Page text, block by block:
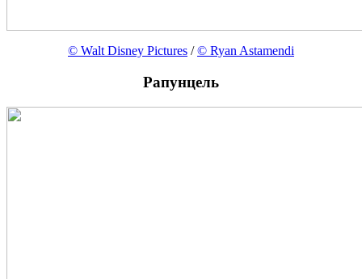
© Walt Disney Pictures /© Ryan Astamendi
Рапунцель